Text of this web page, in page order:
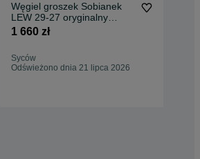
Węgiel groszek Sobianek
LEW 29-27 oryginalny
super jakość
1 660 zł
Syców
Odświeżono dnia 21 lipca 2026